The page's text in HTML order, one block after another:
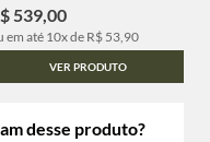
539,00
em até 10x de R$ 53,90
VER PRODUTO
desse produto?